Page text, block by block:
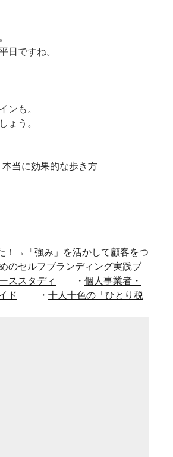
日ですね。
ンも。
ょう。
当に効果的な歩き方
！→
「強み」を活かして顧客をつ
のセルフブランディング実践ブ
ススタディ ・ 個人事業者・
ド
・ 十人十色の「ひとり税